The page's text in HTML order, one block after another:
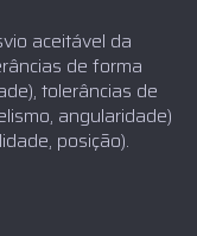
aceitável da
de forma
tolerâncias de
angularidade)
posição).